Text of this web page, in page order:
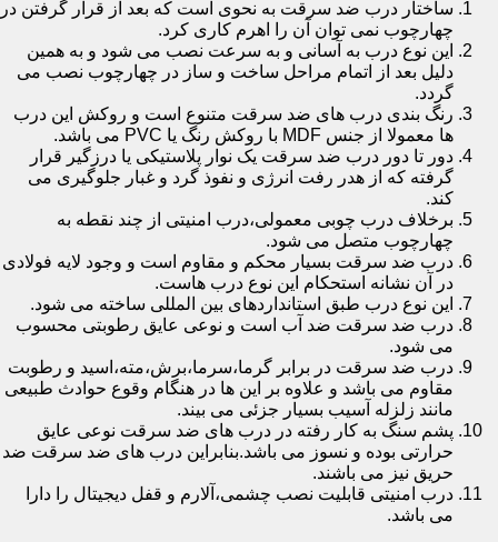
ساختار درب ضد سرقت به نحوی است که بعد از قرار گرفتن در
چهارچوب نمی توان آن را اهرم کاری کرد.
این نوع درب به آسانی و به سرعت نصب می شود و به همین
دلیل بعد از اتمام مراحل ساخت و ساز در چهارچوب نصب می
گردد.
رنگ بندی درب های ضد سرقت متنوع است و روکش این درب
ها معمولا از جنس MDF با روکش رنگ یا PVC می باشد.
دور تا دور درب ضد سرقت یک نوار پلاستیکی یا درزگیر قرار
گرفته که از هدر رفت انرژی و نفوذ گرد و غبار جلوگیری می
کند.
برخلاف درب چوبی معمولی،درب امنیتی از چند نقطه به
چهارچوب متصل می شود.
درب ضد سرقت بسیار محکم و مقاوم است و وجود لایه فولادی
در آن نشانه استحکام این نوع درب هاست.
این نوع درب طبق استانداردهای بین المللی ساخته می شود.
درب ضد سرقت ضد آب است و نوعی عایق رطوبتی محسوب
می شود.
درب ضد سرقت در برابر گرما،سرما،برش،مته،اسید و رطوبت
مقاوم می باشد و علاوه بر این ها در هنگام وقوع حوادث طبیعی
مانند زلزله آسیب بسیار جزئی می بیند.
پشم سنگ به کار رفته در درب های ضد سرقت نوعی عایق
حرارتی بوده و نسوز می باشد.بنابراین درب های ضد سرقت ضد
حریق نیز می باشند.
درب امنیتی قابلیت نصب چشمی،آلارم و قفل دیجیتال را دارا
می باشد.